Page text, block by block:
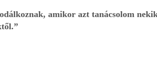
amikor azt tanácsolom